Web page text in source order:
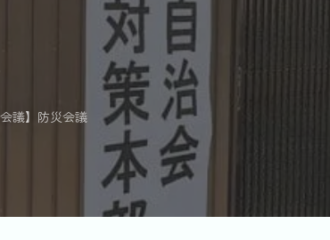
会議】防災会議